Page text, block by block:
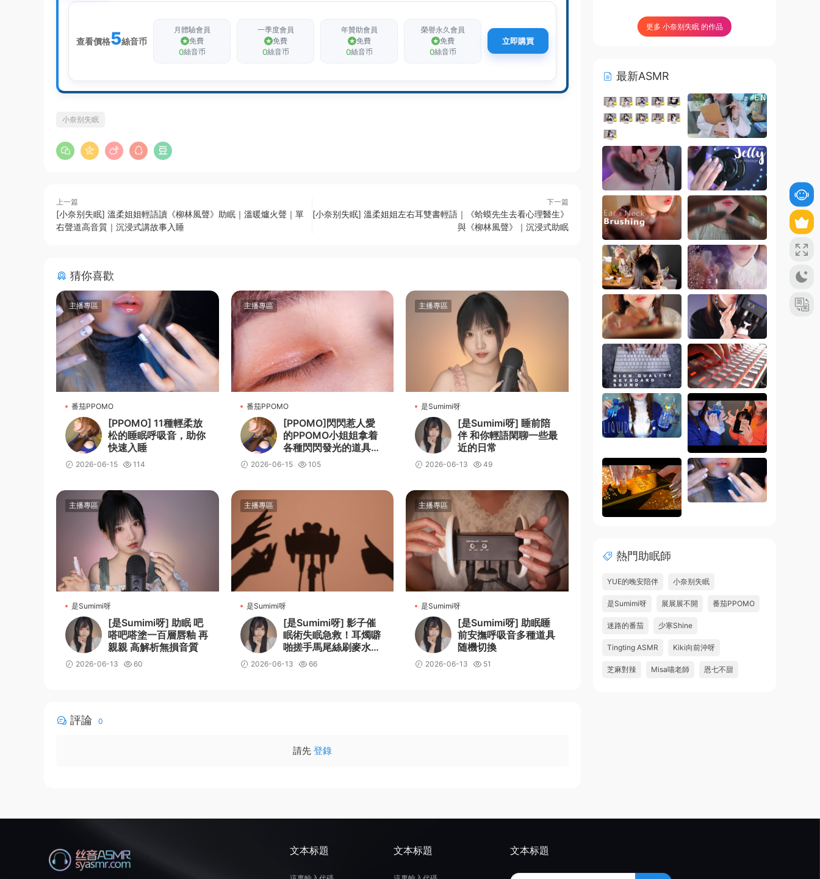
查看價格5絲音币
月體驗會員
免費
0絲音币
一季度會員
免費
0絲音币
年贊助會員
免費
0絲音币
榮譽永久會員
免費
0絲音币
立即購買
小奈别失眠
上一篇
[小奈别失眠] 溫柔姐姐輕語讀《柳林風聲》助眠｜溫暖爐火聲｜單
右聲道高音質｜沉浸式講故事入睡
下一篇
[小奈别失眠] 溫柔姐姐左右耳雙書輕語｜《蛤蟆先生去看心理醫生》
與《柳林風聲》｜沉浸式助眠
猜你喜歡
主播專區
番茄PPOMO
[PPOMO] 11種輕柔放
松的睡眠呼吸音，助你
快速入睡
2026-06-15 114
主播專區
番茄PPOMO
[PPOMO]閃閃惹人愛
的PPOMO小姐姐拿着
各種閃閃發光的道具讓
你輕松進入夢鄉
2026-06-15 105
主播專區
是Sumimi呀
[是Sumimi呀] 睡前陪
伴 和你輕語閑聊一些最
近的日常
2026-06-13 49
主播專區
是Sumimi呀
[是Sumimi呀] 助眠 吧
嗒吧嗒塗一百層唇釉 再
親親 高解析無損音質
2026-06-13 60
主播專區
是Sumimi呀
[是Sumimi呀] 影子催
眠術失眠急救！耳燭噼
啪搓手馬尾絲刷麥水沙
漏搖鈴鵝毛棒
2026-06-13 66
主播專區
是Sumimi呀
[是Sumimi呀] 助眠睡
前安撫呼吸音多種道具
随機切換
2026-06-13 51
評論 0
請先 登錄
更多 小奈别失眠 的作品
最新ASMR
熱門助眠師
YUE的晚安陪伴 小奈别失眠
是Sumimi呀 展展展不開 番茄PPOMO
迷路的番茄 少寒Shine
Tingting ASMR Kiki向前沖呀
芝麻對辣 Misa喵老師 恩七不甜
文本标題 文本标題 文本标題